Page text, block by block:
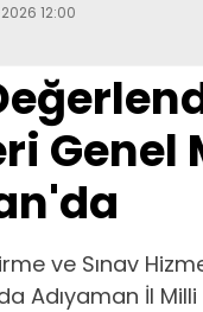
12:00
Genel
ve Sınav
Adıyaman İl